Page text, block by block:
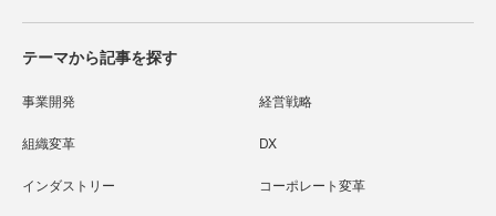
テーマから記事を探す
事業開発 経営戦略
組織変革 DX
インダストリー コーポレート変革